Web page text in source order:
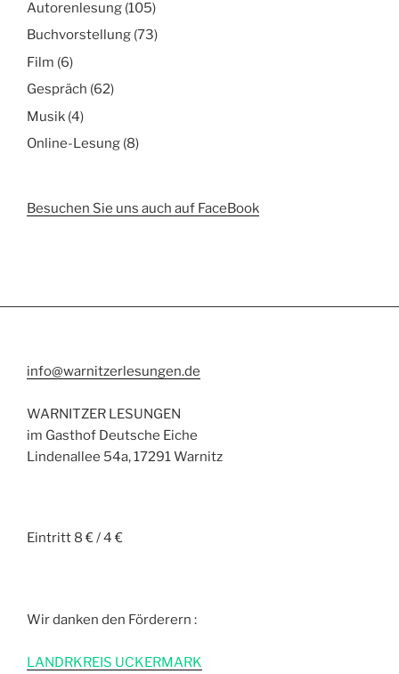
Autorenlesung (105)
Buchvorstellung (73)
Film (6)
Gespräch (62)
Musik (4)
Online-Lesung (8)
Besuchen Sie uns auch auf FaceBook
info@warnitzerlesungen.de
WARNITZER LESUNGEN
im Gasthof Deutsche Eiche
Lindenallee 54a, 17291 Warnitz
Eintritt 8 € / 4 €
Wir danken den Förderern :
LANDRKREIS UCKERMARK